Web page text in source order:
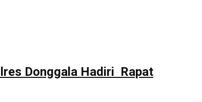
Donggala Hadiri Rapat